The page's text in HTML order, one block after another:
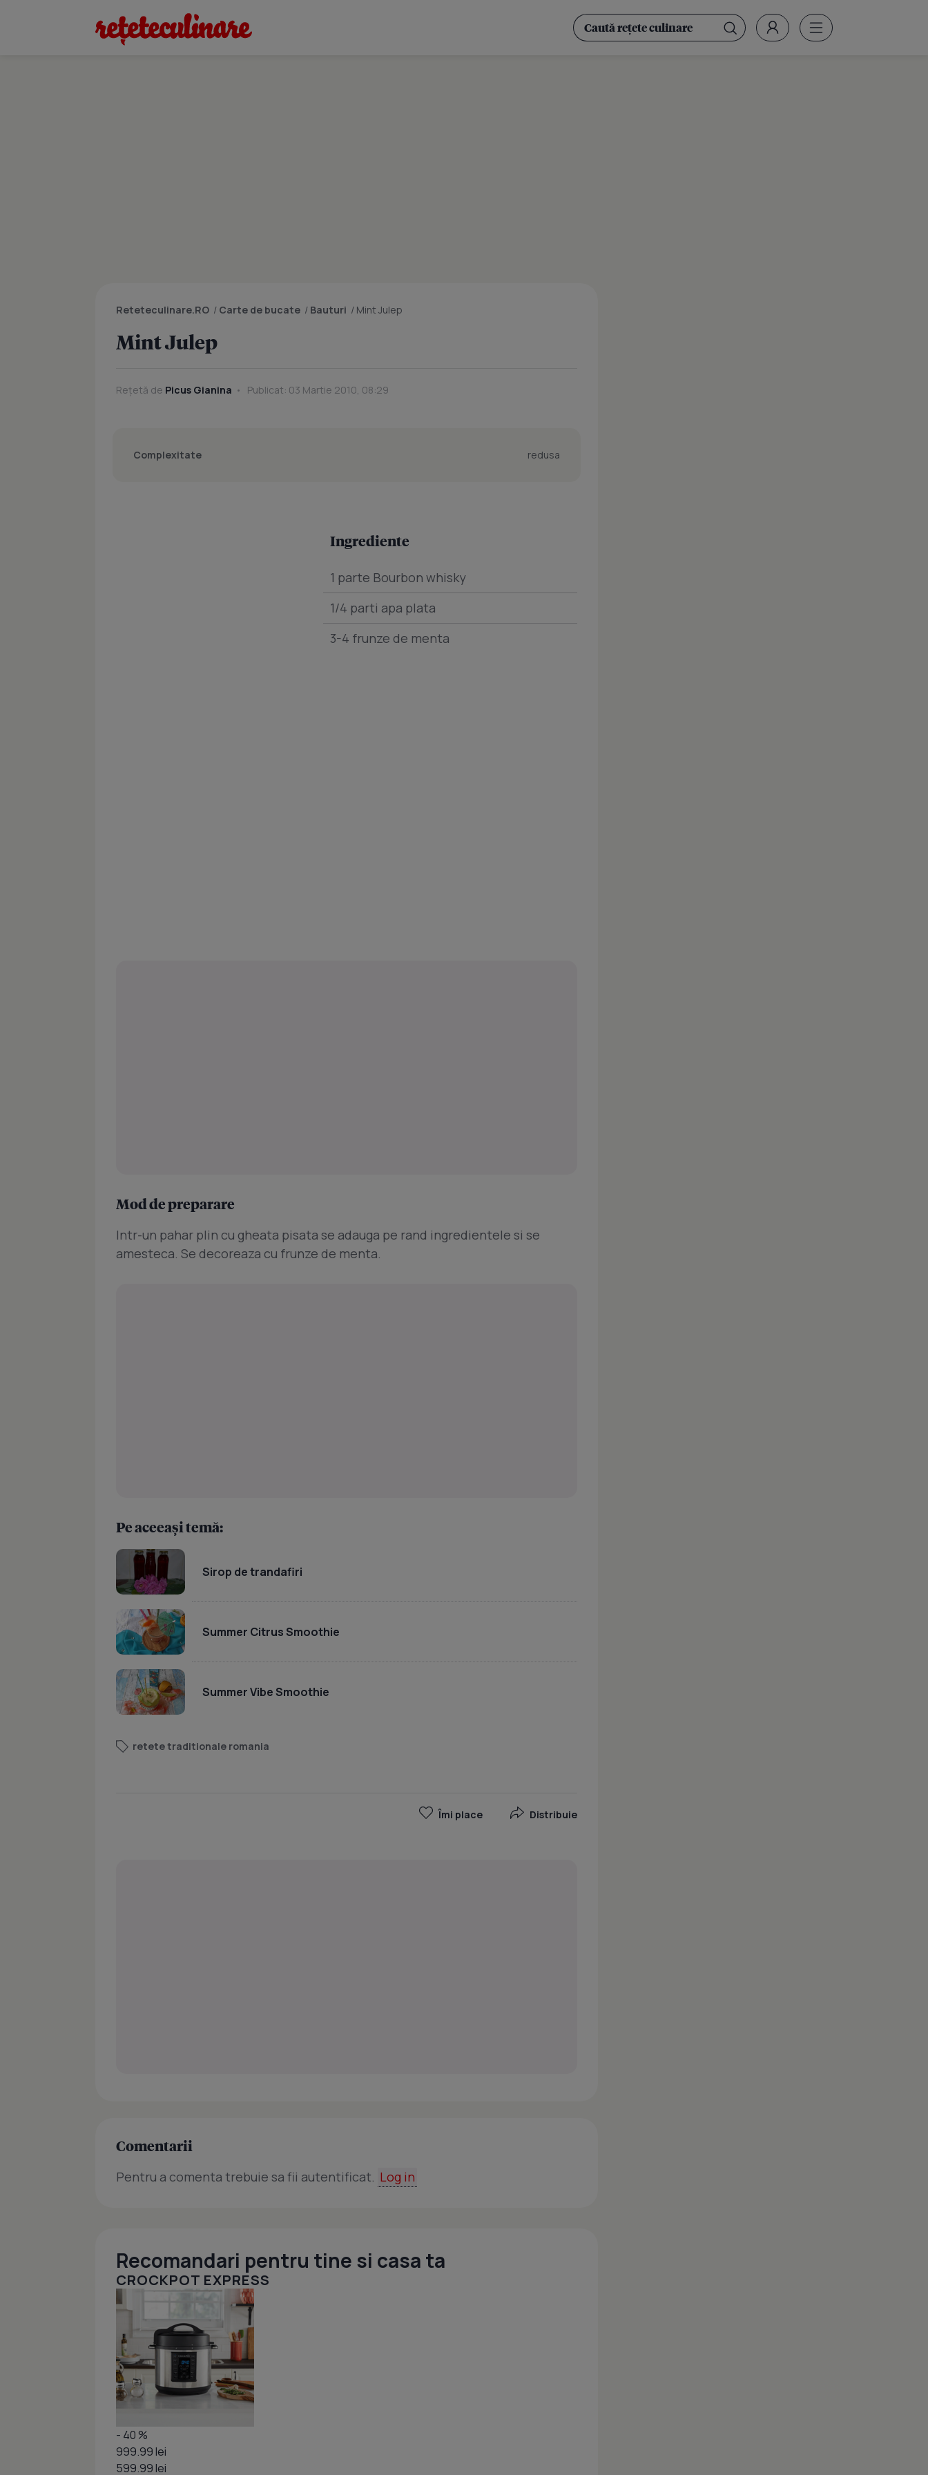
Reteteculinare.RO / Carte de bucate / Bauturi / Mint Julep
Mint Julep
Rețetă de Picus Gianina Publicat: 03 Martie 2010, 08:29
Complexitate redusa
Ingrediente
1 parte Bourbon whisky
1/4 parti apa plata
3-4 frunze de menta
Mod de preparare
Intr-un pahar plin cu gheata pisata se adauga pe rand ingredientele si se
amesteca. Se decoreaza cu frunze de menta.
Pe aceeași temă:
Sirop de trandafiri
Summer Citrus Smoothie
Summer Vibe Smoothie
retete traditionale romania
Îmi place Distribuie
Comentarii
Pentru a comenta trebuie sa fii autentificat. Log in
Recomandari pentru tine si casa ta
CROCKPOT EXPRESS
- 40 %
999.99 lei
599.99 lei